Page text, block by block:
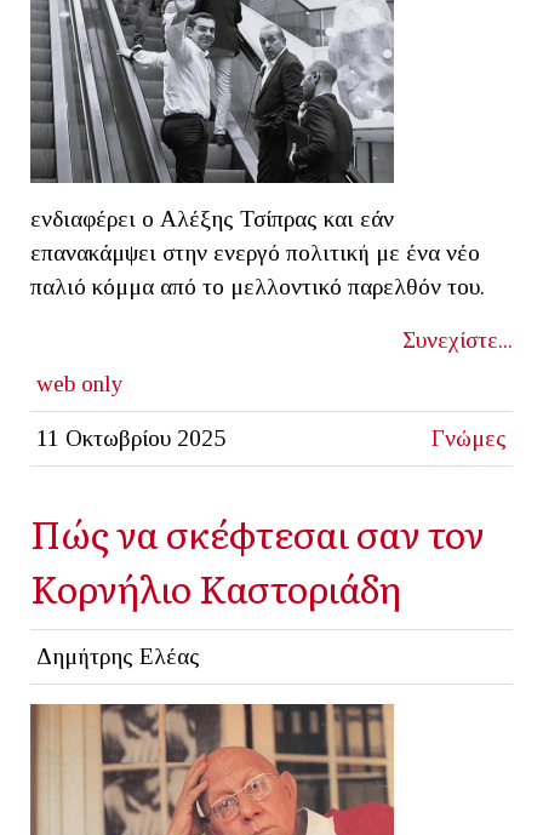
ενδιαφέρει ο Αλέξης Τσίπρας και εάν
επανακάμψει στην ενεργό πολιτική με ένα νέο
παλιό κόμμα από το μελλοντικό παρελθόν του.
Συνεχίστε...
web only
11 Οκτωβρίου 2025 Γνώμες
Πώς να σκέφτεσαι σαν τον
Κορνήλιο Καστοριάδη
Δημήτρης Ελέας